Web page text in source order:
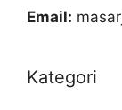
Email:
Kategori